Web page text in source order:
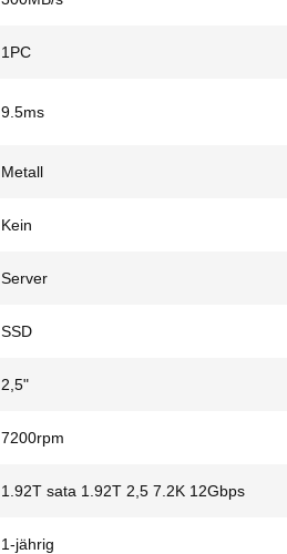
1PC
9.5ms
Metall
Kein
Server
SSD
2,5"
7200rpm
1.92T sata 1.92T 2,5 7.2K 12Gbps
1-jährig